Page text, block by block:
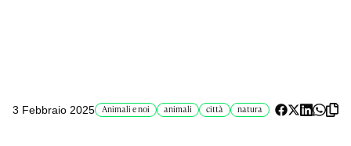
3 Febbraio 2025 Animali e noi animali città natura